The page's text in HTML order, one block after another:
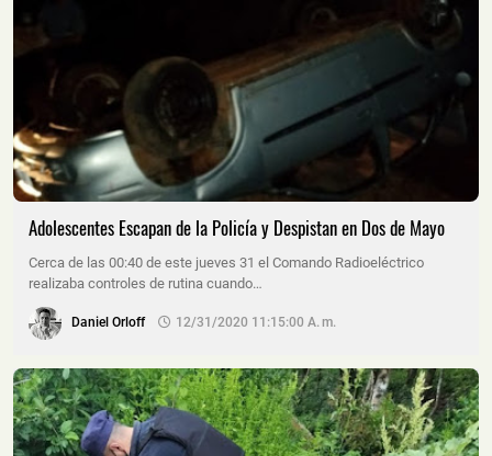
Adolescentes Escapan de la Policía y Despistan en Dos de Mayo
Cerca de las 00:40 de este jueves 31 el Comando Radioeléctrico
realizaba controles de rutina cuando…
Daniel Orloff 12/31/2020 11:15:00 A. M.